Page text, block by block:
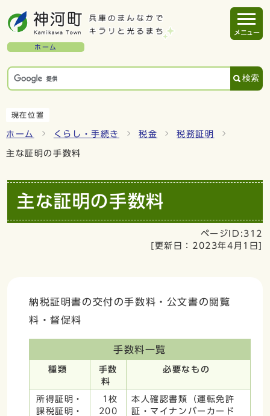
ホーム
検索
メニュー
現在位置
ホーム くらし・手続き 税金 税務証明
主な証明の手数料
主な証明の手数料
ページID:312
[更新日： 2023年4月1日]
納税証明書の交付の手数料・公文書の閲覧
料・督促料
手数料一覧
種類
手数
料
必要なもの
所得証明・
課税証明・
1枚
200
本人確認書類（運転免許
証・マイナンバーカード